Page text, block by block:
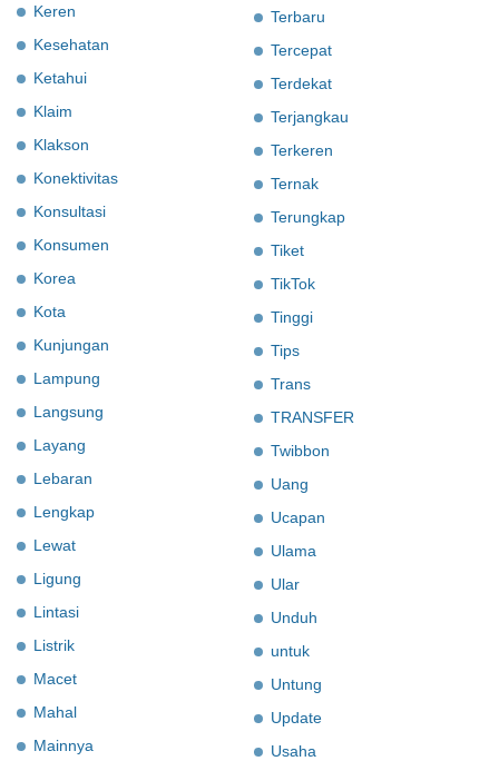
Keren
Kesehatan
Ketahui
Klaim
Klakson
Konektivitas
Konsultasi
Konsumen
Korea
Kota
Kunjungan
Lampung
Langsung
Layang
Lebaran
Lengkap
Lewat
Ligung
Lintasi
Listrik
Macet
Mahal
Mainnya
Terbaru
Tercepat
Terdekat
Terjangkau
Terkeren
Ternak
Terungkap
Tiket
TikTok
Tinggi
Tips
Trans
TRANSFER
Twibbon
Uang
Ucapan
Ulama
Ular
Unduh
untuk
Untung
Update
Usaha